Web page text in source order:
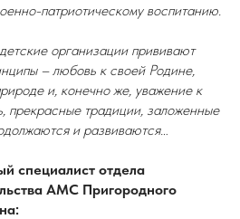
патриотическому воспитанию.
организации прививают
– любовь к своей Родине,
и, конечно же, уважение к
прекрасные традиции, заложенные
и развиваются…
специалист отдела
АМС Пригородного